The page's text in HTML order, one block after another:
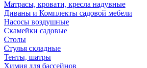
Матрасы, кровати, кресла надувные
Диваны и Комплекты садовой мебели
Насосы воздушные
Скамейки садовые
Столы
Стулья складные
Тенты, шатры
Химия для бассейнов